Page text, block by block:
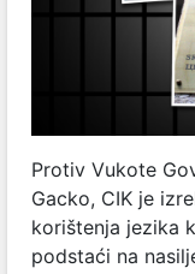
Protiv Vukote
Gacko, CIK je
korištenja jezika
podstaći na